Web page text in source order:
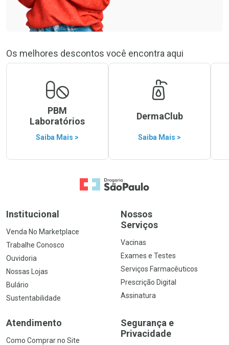
Os melhores descontos você encontra aqui
PBM
Laboratórios
Saiba Mais >
DermaClub
Saiba Mais >
Ir para a Home
Institucional
Venda No Marketplace
Trabalhe Conosco
Ouvidoria
Nossas Lojas
Bulário
Sustentabilidade
Nossos
Serviços
Vacinas
Exames e Testes
Serviços Farmacêuticos
Prescrição Digital
Assinatura
Atendimento
Como Comprar no Site
Segurança e
Privacidade